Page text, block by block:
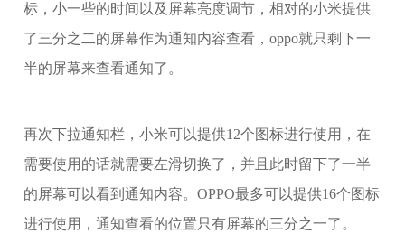
标，小一些的时间以及屏幕亮度调节，相对的小米提供
了三分之二的屏幕作为通知内容查看，oppo就只剩下一
半的屏幕来查看通知了。
再次下拉通知栏，小米可以提供12个图标进行使用，在
需要使用的话就需要左滑切换了，并且此时留下了一半
的屏幕可以看到通知内容。OPPO最多可以提供16个图标
进行使用，通知查看的位置只有屏幕的三分之一了。